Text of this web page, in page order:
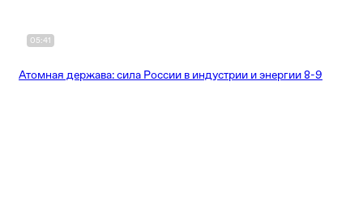
05:41
Атомная держава: сила России в индустрии и энергии 8-9